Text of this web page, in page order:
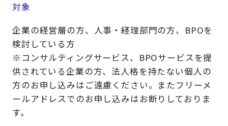
対象
企業の経営層の方、人事・経理部門の方、BPOを
検討している方
※コンサルティングサービス、BPOサービスを提
供されている企業の方、法人格を持たない個人の
方のお申し込みはご遠慮ください。またフリーメ
ールアドレスでのお申し込みはお断りしておりま
す。​